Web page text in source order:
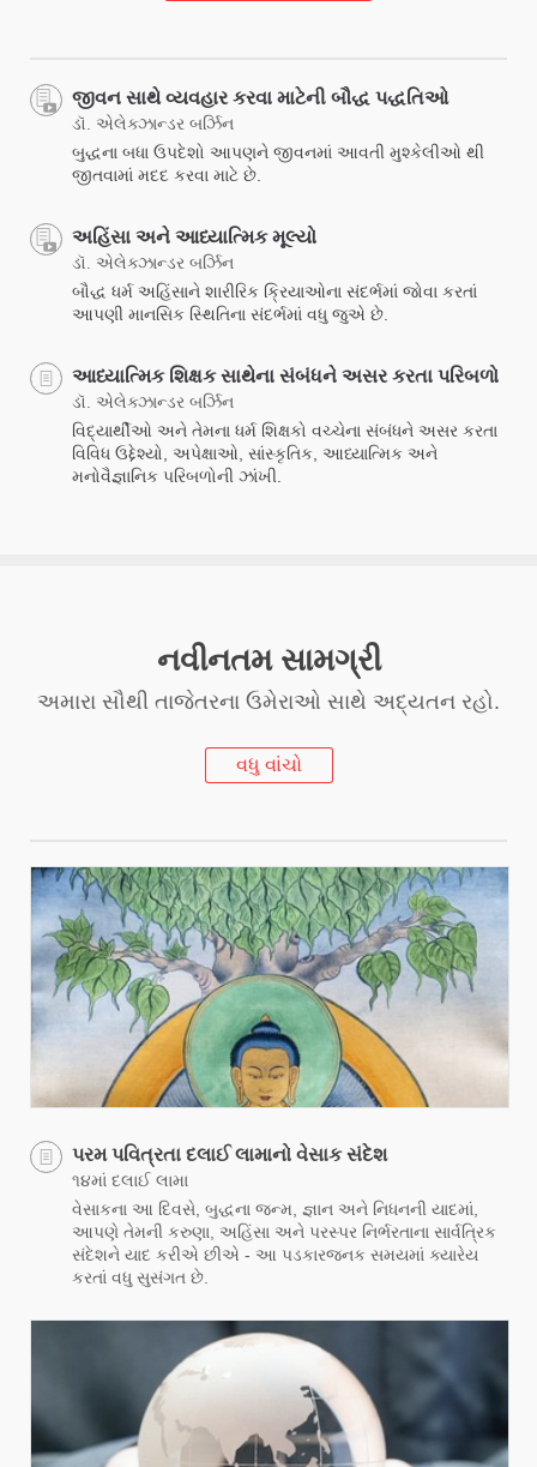
જીવન સાથે વ્યવહાર કરવા માટેની બૌદ્ધ પદ્ધતિઓ
ડૉ. એલેક્ઝાન્ડર બર્ઝિન
બુદ્ધના બધા ઉપદેશો આપણને જીવનમાં આવતી મુશ્કેલીઓ થી
જીતવામાં મદદ કરવા માટે છે.
અહિંસા અને આધ્યાત્મિક મૂલ્યો
ડૉ. એલેક્ઝાન્ડર બર્ઝિન
બૌદ્ધ ધર્મ અહિંસાને શારીરિક ક્રિયાઓના સંદર્ભમાં જોવા કરતાં
આપણી માનસિક સ્થિતિના સંદર્ભમાં વધુ જુએ છે.
આધ્યાત્મિક શિક્ષક સાથેના સંબંધને અસર કરતા પરિબળો
ડૉ. એલેક્ઝાન્ડર બર્ઝિન
વિદ્યાર્થીઓ અને તેમના ધર્મ શિક્ષકો વચ્ચેના સંબંધને અસર કરતા
વિવિધ ઉદ્દેશ્યો, અપેક્ષાઓ, સાંસ્કૃતિક, આધ્યાત્મિક અને
મનોવૈજ્ઞાનિક પરિબળોની ઝાંખી.
નવીનતમ સામગ્રી
અમારા સૌથી તાજેતરના ઉમેરાઓ સાથે અદ્યતન રહો.
વધુ વાંચો
પરમ પવિત્રતા દલાઈ લામાનો વેસાક સંદેશ
૧૪માં દલાઈ લામા
વેસાકના આ દિવસે, બુદ્ધના જન્મ, જ્ઞાન અને નિધનની યાદમાં,
આપણે તેમની કરુણા, અહિંસા અને પરસ્પર નિર્ભરતાના સાર્વત્રિક
સંદેશને યાદ કરીએ છીએ - આ પડકારજનક સમયમાં ક્યારેય
કરતાં વધુ સુસંગત છે.